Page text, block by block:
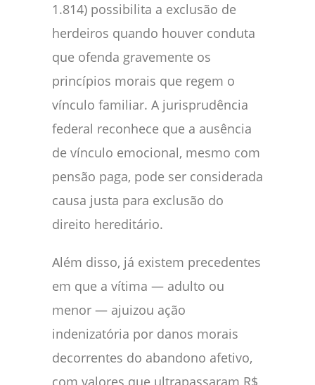
1.814) possibilita a exclusão de
herdeiros quando houver conduta
que ofenda gravemente os
princípios morais que regem o
vínculo familiar. A jurisprudência
federal reconhece que a ausência
de vínculo emocional, mesmo com
pensão paga, pode ser considerada
causa justa para exclusão do
direito hereditário.
Além disso, já existem precedentes
em que a vítima — adulto ou
menor — ajuizou ação
indenizatória por danos morais
decorrentes do abandono afetivo,
com valores que ultrapassaram R$